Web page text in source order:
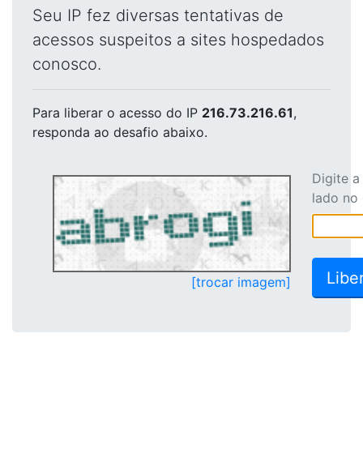
Seu IP fez diversas tentativas de
acessos suspeitos a sites hospedados
conosco.
Para liberar o acesso do IP 216.73.216.61,
responda ao desafio abaixo.
[trocar imagem]
Digite
lado no